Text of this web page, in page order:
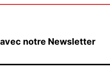
notre Newsletter